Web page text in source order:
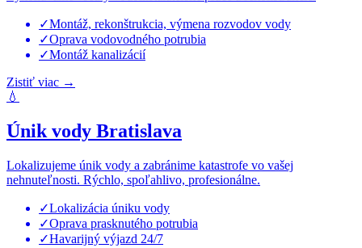
✓Montáž, rekonštrukcia, výmena rozvodov vody
✓Oprava vodovodného potrubia
✓Montáž kanalizácií
Zistiť viac →
💧
Únik vody Bratislava
Lokalizujeme únik vody a zabránime katastrofe vo vašej
nehnuteľnosti. Rýchlo, spoľahlivo, profesionálne.
✓Lokalizácia úniku vody
✓Oprava prasknutého potrubia
✓Havarijný výjazd 24/7